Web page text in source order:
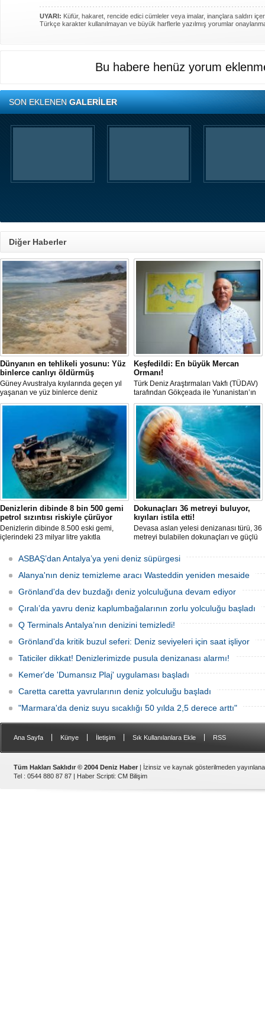
UYARI: Küfür, hakaret, rencide edici cümleler veya imalar, inançlara saldırı
Türkçe karakter kullanılmayan ve büyük harflerle yazılmış yorumlar
Bu habere henüz yorum
SON EKLENENGALERİLER
Diğer Haberler
Dünyanın en tehlikeli yosunu: Yüz
binlerce canlıyı öldürmüş
Güney Avustralya kıyılarında geçen yıl
yaşanan ve yüz binlerce deniz
canlısının ölümüne yol açan çevre
felaketinin arkasındaki yosun türü
incelendi. Araştırmacılar, söz konusu
mikroalgin bugüne kadar incelenen
türler arasında en zehirli örnek
olduğunu ortaya çıkardı.
Keşfedildi: En büyük Mercan
Ormanı!
Türk Deniz Araştırmaları Vakfı (TÜDAV)
tarafından Gökçeada ile Yunanistan’ın
Semadirek Adası arasında yürütülen
araştırmada, Türkiye kara sularında 70
ila 120 metre derinlikte ve 2
kilometreden fazla uzunlukta, Ege
Denizi’ndeki en büyük mercan ormanı
keşfedildi.
Denizlerin dibinde 8 bin 500 gemi
petrol sızıntısı riskiyle çürüyor
Denizlerin dibinde 8.500 eski gemi,
içlerindeki 23 milyar litre yakıtla
enkazlardan olası petrol sızıntılarının
deniz ekosistemleri için büyük bir tehdit
oluşturduğunu belirtiyor.
Dokunaçları 36 metreyi buluyor,
kıyıları istila etti!
Devasa aslan yelesi denizanası türü, 36
metreyi bulabilen dokunaçları ve güçlü
akıntıların bu olağan dışı yoğunluğa
neden olduğunu belirtiyor.
ASBAŞ’dan Antalya’ya yeni deniz süpürgesi
Alanya'nın deniz temizleme aracı Wasteddin yeniden mesaide
Grönland'da dev buzdağı deniz yolculuğuna devam ediyor
Çıralı’da yavru deniz kaplumbağalarının zorlu yolculuğu başladı
Q Terminals Antalya’nın denizini temizledi!
Grönland'da kritik buzul seferi: Deniz seviyeleri için saat işliyor
Taticiler dikkat! Denizlerimizde pusula denizanası alarmı!
Kemer'de 'Dumansız Plaj' uygulaması başladı
Caretta caretta yavrularının deniz yolculuğu başladı
"Marmara'da deniz suyu sıcaklığı 50 yılda 2,5 derece arttı"
Ana Sayfa Künye İletişim Sık Kullanılanlara Ekle RSS
Tüm Hakları Saklıdır © 2004 Deniz Haber | İzinsiz ve kaynak gösterilmeden
Tel : 0544 880 87 87 | Haber Scripti: CM Bilişim